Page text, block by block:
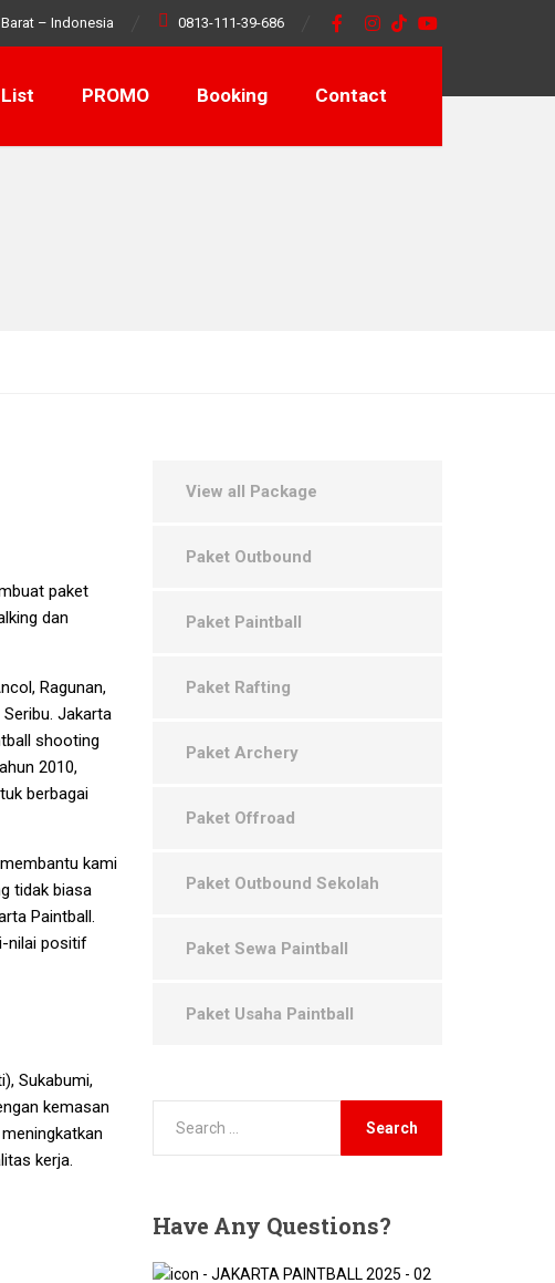
– Indonesia 0813-111-39-686
PROMO Booking Contact
paket
dan
Ragunan,
Seribu. Jakarta
shooting
2010,
berbagai
kami
tidak biasa
Paintball.
nilai positif
Sukabumi,
kemasan
meningkatkan
kerja.
View all Package
Paket Outbound
Paket Paintball
Paket Rafting
Paket Archery
Paket Offroad
Paket Outbound Sekolah
Paket Sewa Paintball
Paket Usaha Paintball
Have Any Questions?